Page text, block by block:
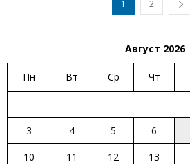
1 2
Август 2026
Пн Вт Ср Чт
3
4 5 6
10
11 12 13